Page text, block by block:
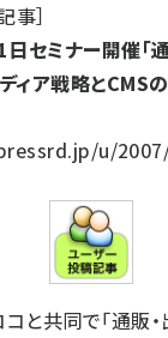
事］
日セミナー開催「
ィア戦略とCMS
u/
コと共同で「通販